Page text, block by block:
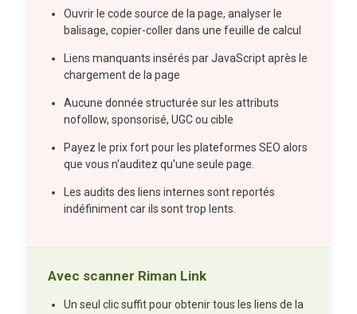
Ouvrir le code source de la page, analyser le
balisage, copier-coller dans une feuille de calcul
Liens manquants insérés par JavaScript après le
chargement de la page
Aucune donnée structurée sur les attributs
nofollow, sponsorisé, UGC ou cible
Payez le prix fort pour les plateformes SEO alors
que vous n'auditez qu'une seule page.
Les audits des liens internes sont reportés
indéfiniment car ils sont trop lents.
Avec scanner Riman Link
Un seul clic suffit pour obtenir tous les liens de la